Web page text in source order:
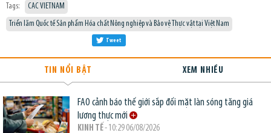
Tags:
CAC VIETNAM
Triển lãm Quốc tế Sản phẩm Hóa chất Nông nghiệp và Bảo vệ Thực vật tại Việt Nam
Tweet
TIN NỔI BẬT XEM NHIỀU
FAO cảnh báo thế giới sắp đối mặt làn sóng tăng giá
lương thực mới
KINH TẾ- 10:29 06/08/2026